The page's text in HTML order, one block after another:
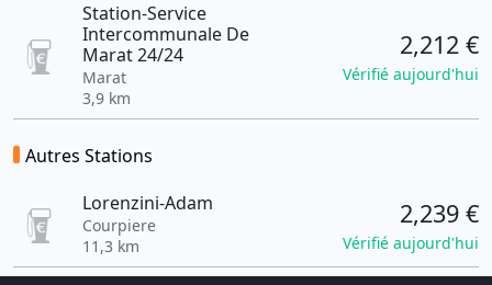
Station-Service
Intercommunale De
Marat 24/24
Marat
3,9 km
2,212 €
Vérifié aujourd'hui
Autres Stations
Lorenzini-Adam
Courpiere
11,3 km
2,239 €
Vérifié aujourd'hui